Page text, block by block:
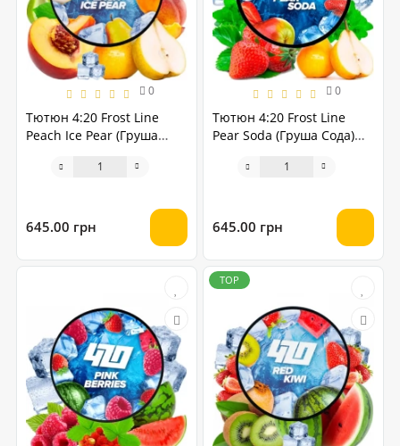
0
Тютюн 4:20 Frost Line
Peach Ice Pear (Груша
645.00 грн
0
Тютюн 4:20 Frost Line
Pear Soda (Груша Сода)
645.00 грн
TOP